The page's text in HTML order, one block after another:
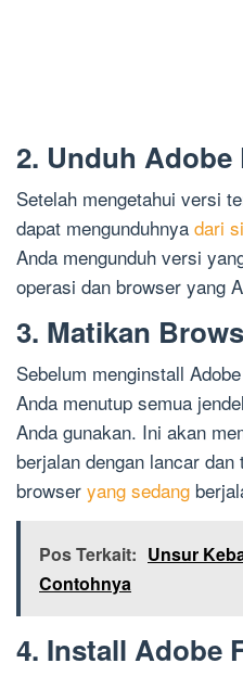
2. Unduh Adobe
Setelah mengetahui versi
dapat mengunduhnya dari
Anda mengunduh versi
operasi dan browser yang
3. Matikan
Sebelum menginstall
Anda menutup semua
Anda gunakan. Ini akan
berjalan dengan lancar
browser yang sedang
Pos Terkait: Unsur
Contohnya
4. Install Adobe